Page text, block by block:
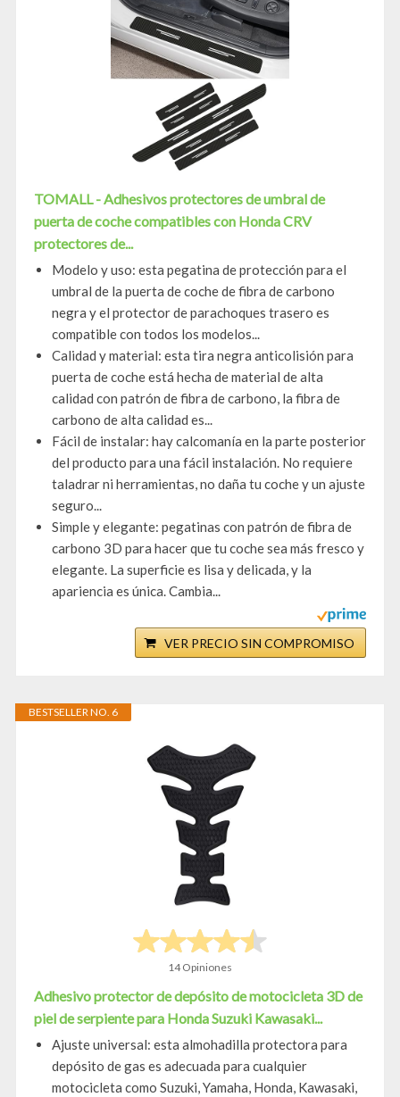
TOMALL - Adhesivos protectores de umbral de
puerta de coche compatibles con Honda CRV
protectores de...
Modelo y uso: esta pegatina de protección para el
umbral de la puerta de coche de fibra de carbono
negra y el protector de parachoques trasero es
compatible con todos los modelos...
Calidad y material: esta tira negra anticolisión para
puerta de coche está hecha de material de alta
calidad con patrón de fibra de carbono, la fibra de
carbono de alta calidad es...
Fácil de instalar: hay calcomanía en la parte posterior
del producto para una fácil instalación. No requiere
taladrar ni herramientas, no daña tu coche y un ajuste
seguro...
Simple y elegante: pegatinas con patrón de fibra de
carbono 3D para hacer que tu coche sea más fresco y
elegante. La superficie es lisa y delicada, y la
apariencia es única. Cambia...
VER PRECIO SIN COMPROMISO
BESTSELLER NO. 6
14 Opiniones
Adhesivo protector de depósito de motocicleta 3D de
piel de serpiente para Honda Suzuki Kawasaki...
Ajuste universal: esta almohadilla protectora para
depósito de gas es adecuada para cualquier
motocicleta como Suzuki, Yamaha, Honda, Kawasaki,